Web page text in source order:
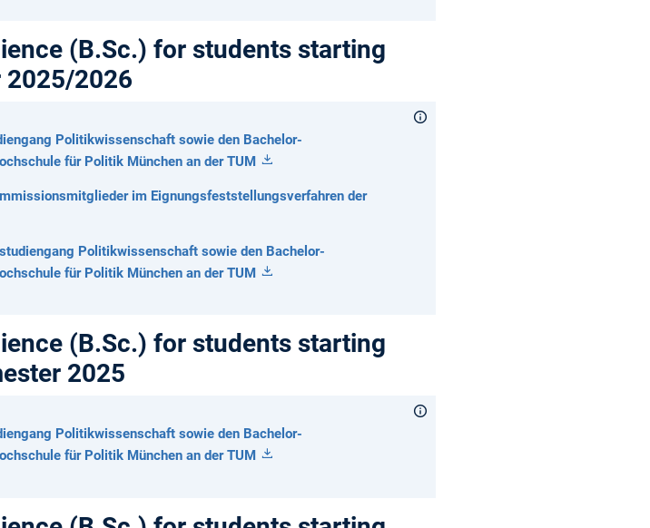
(B.Sc.) for students starting
2025/2026
Politikwissenschaft sowie den Bachelor-
für Politik München an der TUM
im Eignungsfeststellungsverfahren der
Politikwissenschaft sowie den Bachelor-
für Politik München an der TUM
(B.Sc.) for students starting
2025
Politikwissenschaft sowie den Bachelor-
für Politik München an der TUM